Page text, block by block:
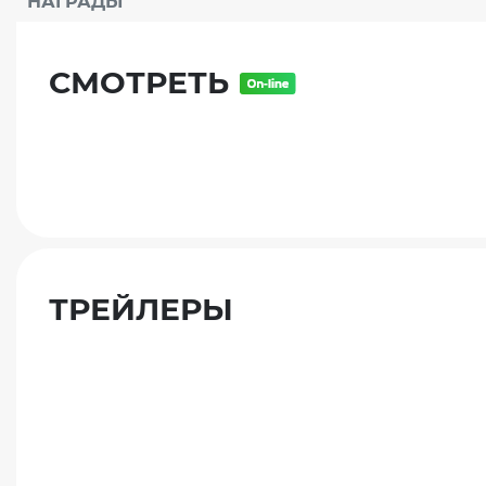
СМОТРЕТЬ
ТРЕЙЛЕРЫ